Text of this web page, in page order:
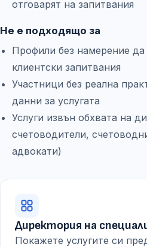
отговарят на запитвания
Не е подходящо за
Профили без намерение да
клиентски запитвания
Участници без реална
данни за услугата
Услуги извън обхвата на
счетоводители,
адвокати)
Директория на
Покажете услугите си